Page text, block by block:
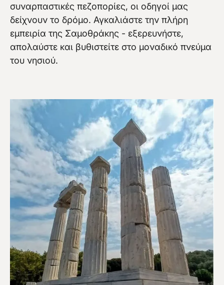
συναρπαστικές πεζοπορίες, οι οδηγοί μας
δείχνουν το δρόμο. Αγκαλιάστε την πλήρη
εμπειρία της Σαμοθράκης - εξερευνήστε,
απολαύστε και βυθιστείτε στο μοναδικό πνεύμα
του νησιού.